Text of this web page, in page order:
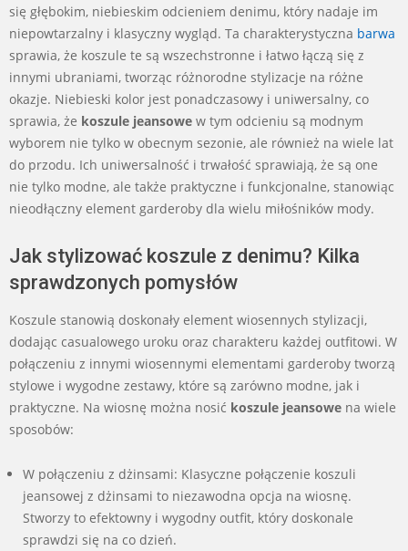
się głębokim, niebieskim odcieniem denimu, który nadaje im
niepowtarzalny i klasyczny wygląd. Ta charakterystyczna barwa
sprawia, że koszule te są wszechstronne i łatwo łączą się z
innymi ubraniami, tworząc różnorodne stylizacje na różne
okazje. Niebieski kolor jest ponadczasowy i uniwersalny, co
sprawia, że koszule jeansowe w tym odcieniu są modnym
wyborem nie tylko w obecnym sezonie, ale również na wiele lat
do przodu. Ich uniwersalność i trwałość sprawiają, że są one
nie tylko modne, ale także praktyczne i funkcjonalne, stanowiąc
nieodłączny element garderoby dla wielu miłośników mody.
Jak stylizować koszule z denimu? Kilka
sprawdzonych pomysłów
Koszule stanowią doskonały element wiosennych stylizacji,
dodając casualowego uroku oraz charakteru każdej outfitowi. W
połączeniu z innymi wiosennymi elementami garderoby tworzą
stylowe i wygodne zestawy, które są zarówno modne, jak i
praktyczne. Na wiosnę można nosić koszule jeansowe na wiele
sposobów:
W połączeniu z dżinsami: Klasyczne połączenie koszuli
jeansowej z dżinsami to niezawodna opcja na wiosnę.
Stworzy to efektowny i wygodny outfit, który doskonale
sprawdzi się na co dzień.